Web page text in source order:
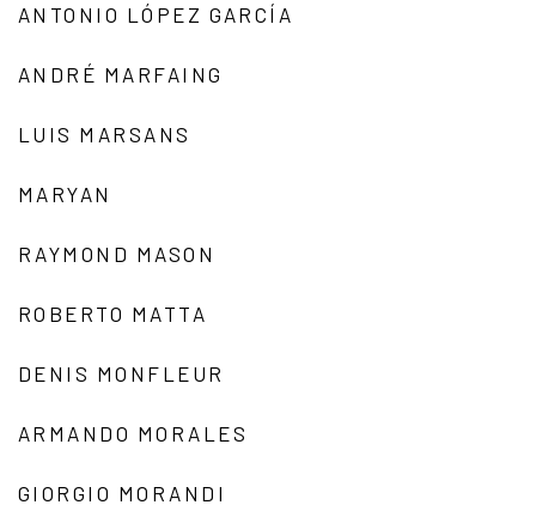
ANTONIO LÓPEZ GARCÍA
ANDRÉ MARFAING
LUIS MARSANS
MARYAN
RAYMOND MASON
ROBERTO MATTA
DENIS MONFLEUR
ARMANDO MORALES
GIORGIO MORANDI